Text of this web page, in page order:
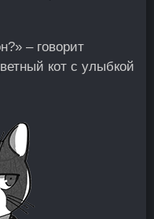
– говорит
кот с улыбкой